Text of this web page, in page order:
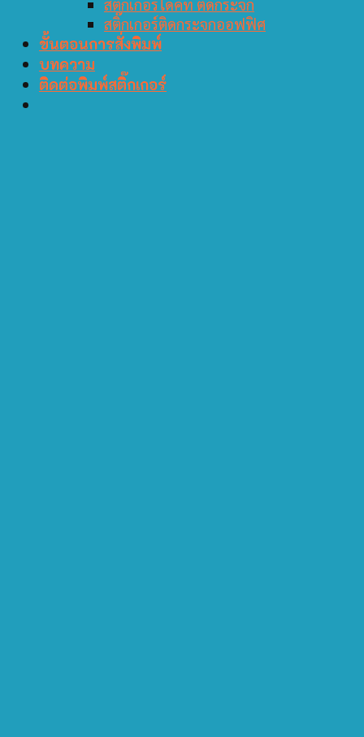
สติ๊กเกอร์ติดกระจกออฟฟิศ
ขั้นตอนการสั่งพิมพ์
บทความ
ติดต่อพิมพ์สติ๊กเกอร์